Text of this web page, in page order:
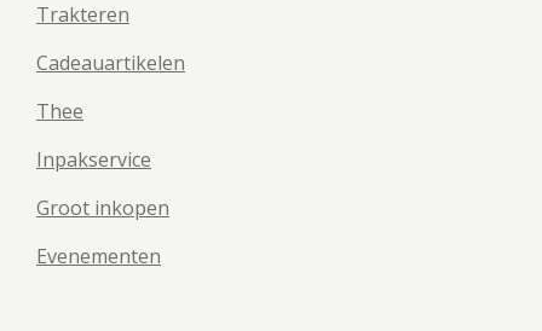
Trakteren
Cadeauartikelen
Thee
Inpakservice
Groot inkopen
Evenementen